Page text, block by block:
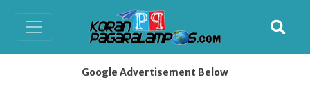
Google Advertisement Below